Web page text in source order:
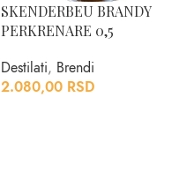
SKENDERBEU BRANDY
PERKRENARE 0,5
Destilati, Brendi
2.080,00 RSD